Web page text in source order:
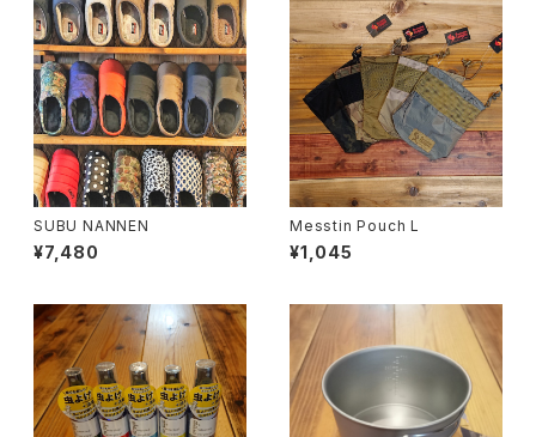
SUBU NANNEN
¥7,480
Messtin Pouch L
¥1,045